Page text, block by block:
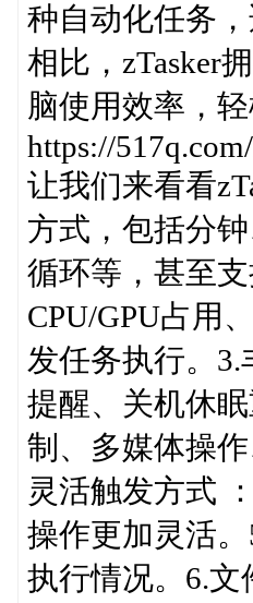
种自动化任务
相比，zTasker
脑使用效率，轻
https://
让我们来看看
方式，包括分
循环等，甚至
CPU/GPU占用
发任务执行。
提醒、关机休
制、多媒体操
灵活触发方式
操作更加灵活
执行情况。6.